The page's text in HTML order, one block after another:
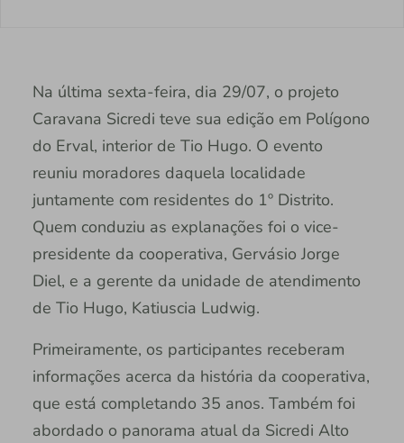
Na última sexta-feira, dia 29/07, o projeto
Caravana Sicredi teve sua edição em Polígono
do Erval, interior de Tio Hugo. O evento
reuniu moradores daquela localidade
juntamente com residentes do 1º Distrito.
Quem conduziu as explanações foi o vice-
presidente da cooperativa, Gervásio Jorge
Diel, e a gerente da unidade de atendimento
de Tio Hugo, Katiuscia Ludwig.
Primeiramente, os participantes receberam
informações acerca da história da cooperativa,
que está completando 35 anos. Também foi
abordado o panorama atual da Sicredi Alto